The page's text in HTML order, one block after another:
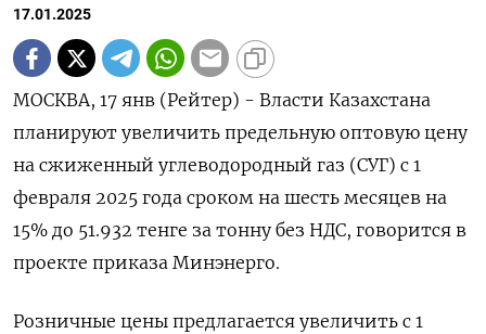
17.01.2025
МОСКВА, 17 янв (Рейтер) - Власти Казахстана
планируют увеличить предельную оптовую цену
на сжиженный углеводородный газ (СУГ) с 1
февраля 2025 года сроком на шесть месяцев на
15% до 51.932 тенге за тонну без НДС, говорится в
проекте приказа Минэнерго.
Розничные цены предлагается увеличить с 1